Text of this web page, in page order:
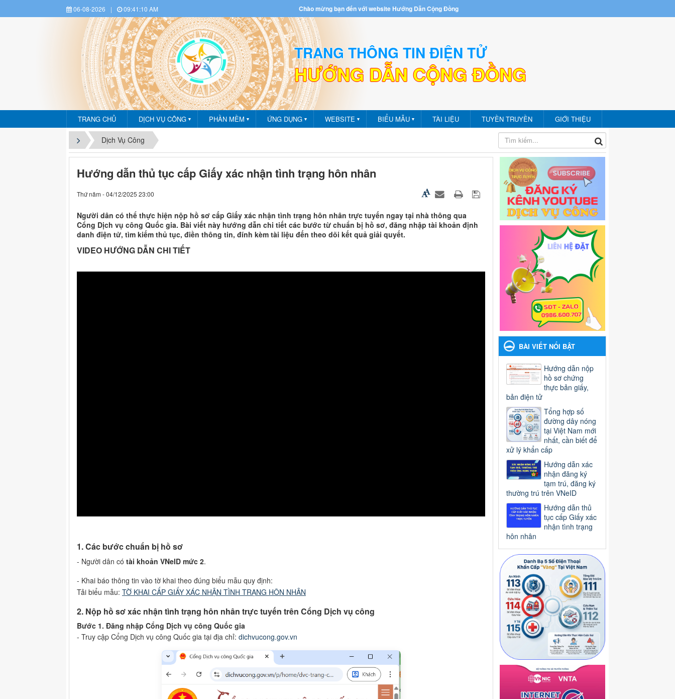
06-08-2026 | 09:41:11 AM Chào mừng bạn đến với website Hướng Dẫn Cộng Đồng
Dịch vụ công - Phần mềm - Ứng dụng
TRANG THÔNG TIN ĐIỆN TỬ
HƯỚNG DẪN CỘNG ĐỒNG
TRANG CHỦ DỊCH VỤ CÔNG ▼ PHẦN MỀM ▼ ỨNG DỤNG ▼ WEBSITE ▼ BIỂU MẪU ▼ TÀI LIỆU TUYỀN TRUYỀN GIỚI THIỆU
Dịch Vụ Công
Hướng dẫn thủ tục cấp Giấy xác nhận tình trạng hôn nhân
Thứ năm - 04/12/2025 23:00
Người dân có thể thực hiện nộp hồ sơ cấp Giấy xác nhận tình trạng hôn nhân trực tuyến ngay tại nhà thông qua
Cổng Dịch vụ công Quốc gia. Bài viết này hướng dẫn chi tiết các bước từ chuẩn bị hồ sơ, đăng nhập tài khoản định
danh điện tử, tìm kiếm thủ tục, điền thông tin, đính kèm tài liệu đến theo dõi kết quả giải quyết.
VIDEO HƯỚNG DẪN CHI TIẾT
1. Các bước chuẩn bị hồ sơ
- Người dân có tài khoản VNeID mức 2.
- Khai báo thông tin vào tờ khai theo đúng biểu mẫu quy định:
Tải biểu mẫu: TỜ KHAI CẤP GIẤY XÁC NHẬN TÌNH TRẠNG HÔN NHÂN
2. Nộp hồ sơ xác nhận tình trạng hôn nhân trực tuyến trên Cổng Dịch vụ công
Bước 1. Đăng nhập Cổng Dịch vụ công Quốc gia
- Truy cập Cổng Dịch vụ công Quốc gia tại địa chỉ: dichvucong.gov.vn
BÀI VIẾT NỔI BẬT
Hướng dẫn nộp
hồ sơ chứng
thực bản giấy,
bản điện tử
Tổng hợp số
đường dây nóng
tại Việt Nam mới
nhất, cần biết để
xử lý khẩn cấp
Hướng dẫn xác
nhận đăng ký
tạm trú, đăng ký
thường trú trên VNeID
Hướng dẫn thủ
tục cấp Giấy xác
nhận tình trạng
hôn nhân